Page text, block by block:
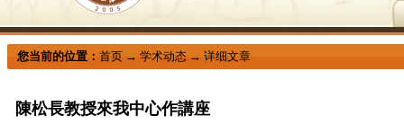
您当前的位置：首页 →学术动态 →详细文章
陳松長教授來我中心作講座